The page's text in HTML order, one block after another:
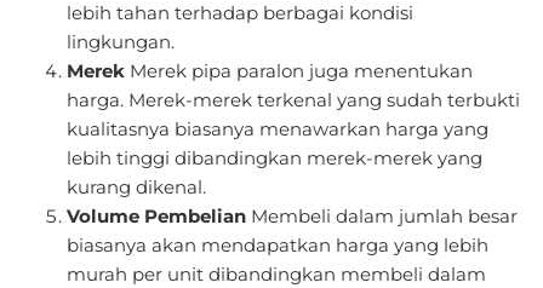
lebih tahan terhadap berbagai kondisi
lingkungan.
Merek Merek pipa paralon juga menentukan
harga. Merek-merek terkenal yang sudah terbukti
kualitasnya biasanya menawarkan harga yang
lebih tinggi dibandingkan merek-merek yang
kurang dikenal.
Volume Pembelian Membeli dalam jumlah besar
biasanya akan mendapatkan harga yang lebih
murah per unit dibandingkan membeli dalam